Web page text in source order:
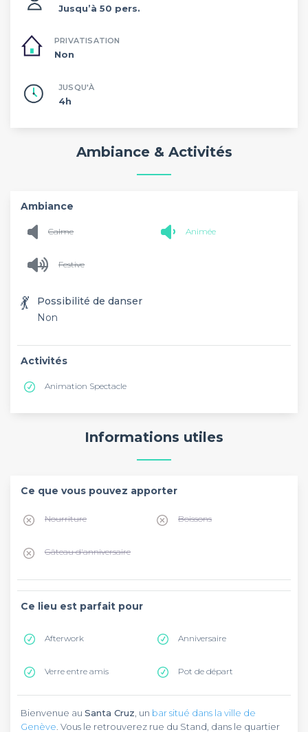
Jusqu’à 50 pers.
PRIVATISATION
Non
JUSQU'À
4h
Ambiance & Activités
Ambiance
Calme Animée
Festive
💃
Possibilité de danser
Non
Activités
Animation Spectacle
Informations utiles
Ce que vous pouvez apporter
Nourriture Boissons
Gâteau d'anniversaire
Ce lieu est parfait pour
Afterwork Anniversaire
Verre entre amis Pot de départ
Bienvenue au Santa Cruz , un bar situé dans la ville de
Genève . Vous le retrouverez rue du Stand, dans le quartier